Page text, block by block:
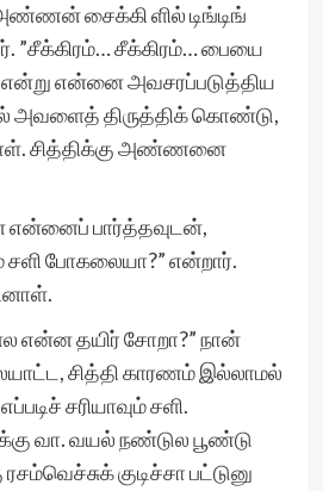
சைக்கி ளில் டிங்டிங்
”சீக்கிரம்… சீக்கிரம்… பையை
என்று என்னை அவசரப்படுத்திய
அவளைத் திருத்திக் கொண்டு,
சித்திக்கு அண்ணனை
பார்த்தவுடன்,
போகலையா?” என்றார்.
என்ன தயிர் சோறா?” நான்
சித்தி காரணம் இல்லாமல்
சரியாவும் சளி.
வா. வயல் நண்டுல பூண்டு
குடிச்சா பட்டுனு